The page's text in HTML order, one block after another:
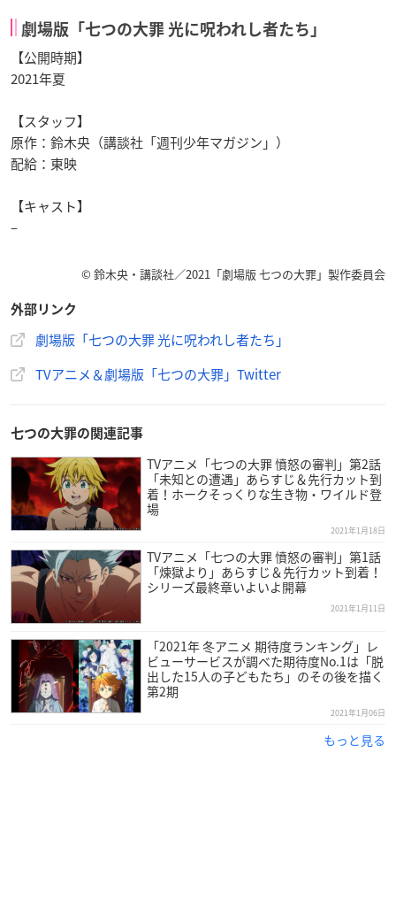
劇場版「七つの大罪 光に呪われし者たち」
【公開時期】
2021年夏
【スタッフ】
原作：鈴木央（講談社「週刊少年マガジン」）
配給：東映
【キャスト】
–
© 鈴木央・講談社／2021「劇場版 七つの大罪」製作委員会
外部リンク
劇場版「七つの大罪 光に呪われし者たち」
TVアニメ＆劇場版「七つの大罪」Twitter
七つの大罪の関連記事
TVアニメ「七つの大罪 憤怒の審判」第2話
「未知との遭遇」あらすじ＆先行カット到
着！ホークそっくりな生き物・ワイルド登
場
2021年1月18日
TVアニメ「七つの大罪 憤怒の審判」第1話
「煉獄より」あらすじ＆先行カット到着！
シリーズ最終章いよいよ開幕
2021年1月11日
「2021年 冬アニメ 期待度ランキング」レ
ビューサービスが調べた期待度No.1は「脱
出した15人の子どもたち」のその後を描く
第2期
2021年1月06日
もっと見る